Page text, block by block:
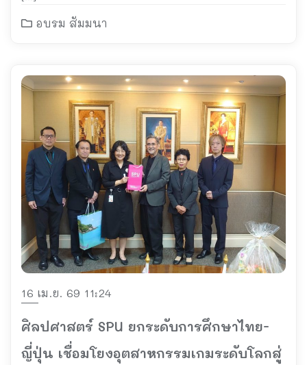
อบรม สัมมนา
16 เม.ย. 69 11:24
ศิลปศาสตร์ SPU ยกระดับการศึกษาไทย-
ญี่ปุ่น เชื่อมโยงอุตสาหกรรมเกมระดับโลกสู่